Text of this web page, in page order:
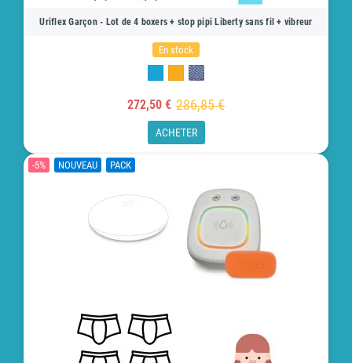
Uriflex Garçon - Lot de 4 boxers + stop pipi Liberty sans fil + vibreur
En stock
272,50 € 286,85 €
ACHETER
-5% NOUVEAU PACK